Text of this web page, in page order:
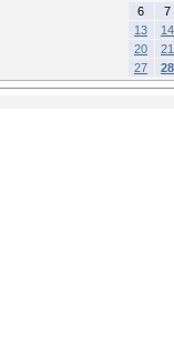
6
7
13
14
20
21
27
28